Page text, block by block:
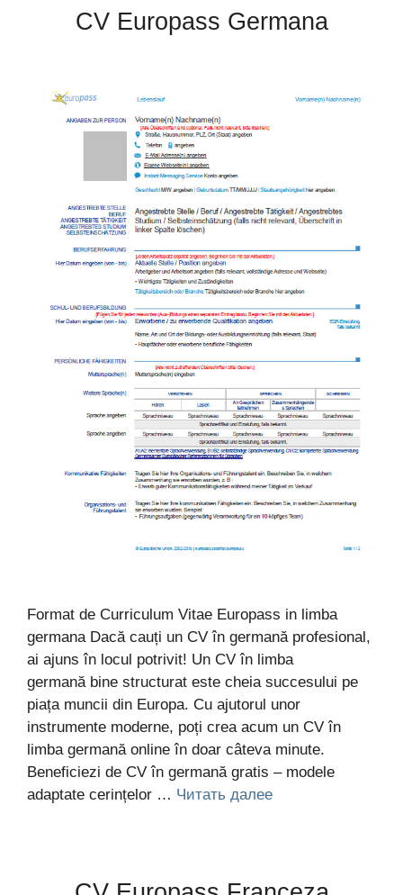
CV Europass Germana
Format de Curriculum Vitae Europass in limba
germana Dacă cauți un CV în germană profesional,
ai ajuns în locul potrivit! Un CV în limba
germană bine structurat este cheia succesului pe
piața muncii din Europa. Cu ajutorul unor
instrumente moderne, poți crea acum un CV în
limba germană online în doar câteva minute.
Beneficiezi de CV în germană gratis – modele
adaptate cerințelor … Читать далее